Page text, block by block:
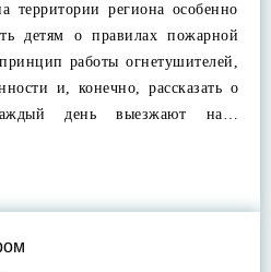
территории региона особенно
детям о правилах пожарной
работы огнетушителей,
и, конечно, рассказать о
день выезжают на…